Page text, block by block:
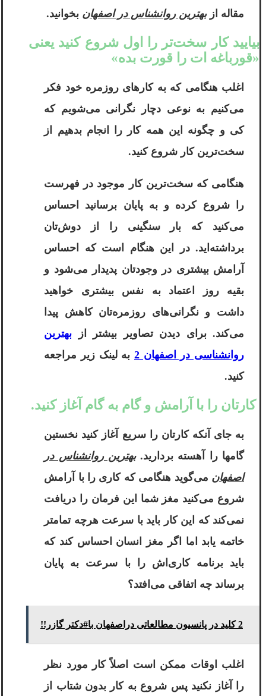
مقاله ازبهترین روانشناس در اصفهان بخوانید.
بیایید کار سخت‌تر را اول شروع کنید یعنی
«قورباغه ات را قورت بده»
اغلب هنگامی که به کارهای روزمره خود فکر
می‌کنیم به نوعی دچار نگرانی می‌شویم که
کی و چگونه این همه کار را انجام بدهیم از
سخت‌ترین کار شروع کنید.
هنگامی که سخت‌ترین کار موجود در فهرست
را شروع کرده و به پایان برسانید احساس
می‌کنید که بار سنگینی را از دوش‌تان
برداشته‌اید. در این هنگام است که احساس
آرامش بیشتری در وجودتان پدیدار می‌شود و
بقیه روز اعتماد به نفس بیشتری خواهید
داشت و نگرانی‌های روزمره‌تان کاهش پیدا
می‌کند. برای دیدن تصاویر بیشتر از بهترین
روانشناسی در اصفهان 2
به لینک زیر مراجعه
کنید.
کارتان را با آرامش و گام به گام آغاز کنید.
به جای آنکه کارتان را سریع آغاز کنید نخستین
گامها را آهسته بردارید.بهترین روانشناس در
اصفهان می‌گوید هنگامی که کاری را با آرامش
شروع می‌کنید مغز شما این فرمان را دریافت
نمی‌کند که این کار باید با سرعت هرچه تمامتر
خاتمه یابد اما اگر مغز انسان احساس کند که
باید برنامه کاری‌اش را با سرعت به پایان
برساند چه اتفاقی می‌افتد؟
2 کلید در پانسیون مطالعاتی دراصفهان با#دکتر گازر!!
اغلب اوقات ممکن است اصلاً کار مورد نظر
را آغاز نکنید پس شروع به کار بدون شتاب از